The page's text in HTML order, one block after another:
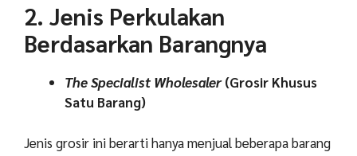
2. Jenis Perkulakan
Berdasarkan Barangnya
The Specialist Wholesaler(Grosir Khusus
Satu Barang)
Jenis grosir ini berarti hanya menjual beberapa barang